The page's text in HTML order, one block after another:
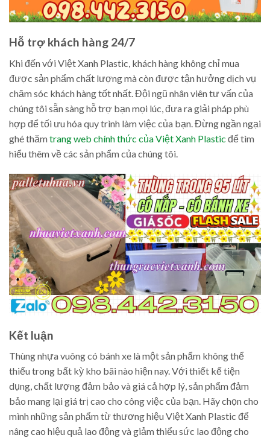
Hỗ trợ khách hàng 24/7
Khi đến với Việt Xanh Plastic, khách hàng không chỉ mua
được sản phẩm chất lượng mà còn được tận hưởng dịch vụ
chăm sóc khách hàng tốt nhất. Đội ngũ nhân viên tư vấn của
chúng tôi sẵn sàng hỗ trợ bạn mọi lúc, đưa ra giải pháp phù
hợp để tối ưu hóa quy trình làm việc của bạn. Đừng ngần ngại
ghé thămtrang web chính thức của Việt Xanh Plastic để tìm
hiểu thêm về các sản phẩm của chúng tôi.
Kết luận
Thùng nhựa vuông có bánh xe là một sản phẩm không thể
thiếu trong bất kỳ kho bãi nào hiện nay. Với thiết kế tiện
dụng, chất lượng đảm bảo và giá cả hợp lý, sản phẩm đảm
bảo mang lại giá trị cao cho công việc của bạn. Hãy chọn cho
mình những sản phẩm từ thương hiệu Việt Xanh Plastic để
nâng cao hiệu quả lao động và giảm thiểu sức lao động cho